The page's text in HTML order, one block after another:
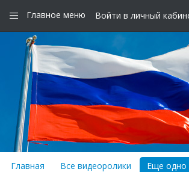
Главное меню Войти в личный
Главная Все видеоролики Еще одно